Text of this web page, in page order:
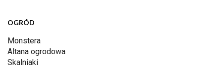
OGRÓD
Monstera
Altana ogrodowa
Skalniaki